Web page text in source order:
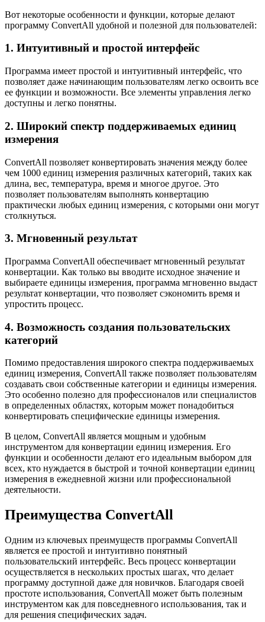
Вот некоторые особенности и функции, которые делают
программу ConvertAll удобной и полезной для пользователей:
1. Интуитивный и простой интерфейс
Программа имеет простой и интуитивный интерфейс, что
позволяет даже начинающим пользователям легко освоить все
ее функции и возможности. Все элементы управления легко
доступны и легко понятны.
2. Широкий спектр поддерживаемых единиц
измерения
ConvertAll позволяет конвертировать значения между более
чем 1000 единиц измерения различных категорий, таких как
длина, вес, температура, время и многое другое. Это
позволяет пользователям выполнять конвертацию
практически любых единиц измерения, с которыми они могут
столкнуться.
3. Мгновенный результат
Программа ConvertAll обеспечивает мгновенный результат
конвертации. Как только вы вводите исходное значение и
выбираете единицы измерения, программа мгновенно выдаст
результат конвертации, что позволяет сэкономить время и
упростить процесс.
4. Возможность создания пользовательских
категорий
Помимо предоставления широкого спектра поддерживаемых
единиц измерения, ConvertAll также позволяет пользователям
создавать свои собственные категории и единицы измерения.
Это особенно полезно для профессионалов или специалистов
в определенных областях, которым может понадобиться
конвертировать специфические единицы измерения.
В целом, ConvertAll является мощным и удобным
инструментом для конвертации единиц измерения. Его
функции и особенности делают его идеальным выбором для
всех, кто нуждается в быстрой и точной конвертации единиц
измерения в ежедневной жизни или профессиональной
деятельности.
Преимущества ConvertAll
Одним из ключевых преимуществ программы ConvertAll
является ее простой и интуитивно понятный
пользовательский интерфейс. Весь процесс конвертации
осуществляется в нескольких простых шагах, что делает
программу доступной даже для новичков. Благодаря своей
простоте использования, ConvertAll может быть полезным
инструментом как для повседневного использования, так и
для решения специфических задач.